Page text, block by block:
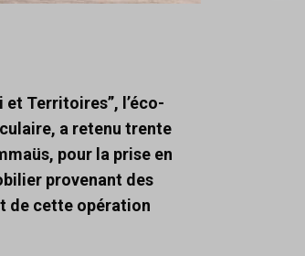
Territoires”, l’éco-
a retenu trente
pour la prise en
provenant des
de cette opération